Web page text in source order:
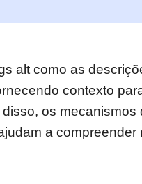
alt como as
contexto
os
a compreender